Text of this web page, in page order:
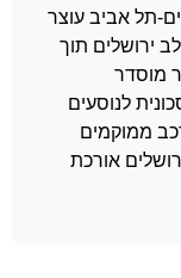
תל אביב עוצר
ירושלים תוך
7, מחיר מוסדר
לנוסעים
ממוקמים
לירושלים אורכת